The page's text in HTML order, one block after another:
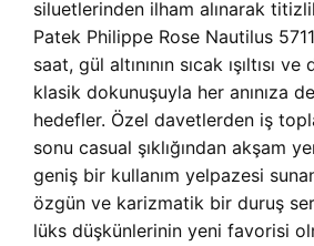
siluetlerinden ilham alınarak
Patek Philippe Rose Nautilus
saat, gül altınının sıcak ışıltısı
klasik dokunuşuyla her anınıza
hedefler. Özel davetlerden iş
sonu casual şıklığından akşam
geniş bir kullanım yelpazesi
özgün ve karizmatik bir duruş
lüks düşkünlerinin yeni favorisi